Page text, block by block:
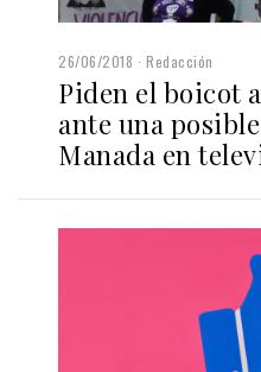
26/06/2018 Redacción
Piden el boicot
ante una
Manada en